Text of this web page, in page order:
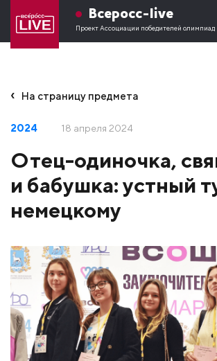
Всеросс-live
Проект Ассоциации победителей олимпиад
На страницу предмета
2024 18 апреля 2024
Отец-одиночка,
и бабушка: устный
немецкому